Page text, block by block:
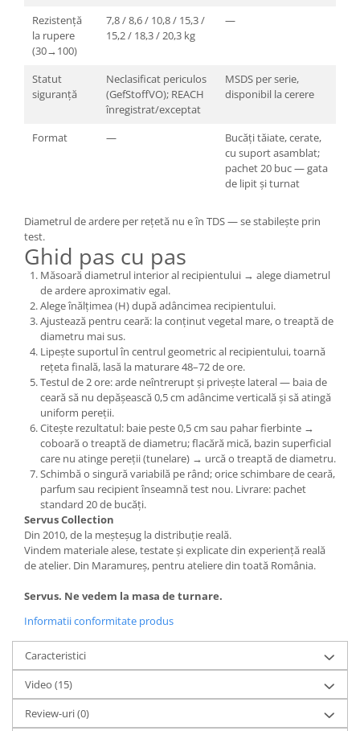
Rezistență
la rupere
(30→100)
7,8 / 8,6 / 10,8 / 15,3 /
15,2 / 18,3 / 20,3 kg
—
Statut
siguranță
Neclasificat periculos
(GefStoffVO); REACH
înregistrat/exceptat
MSDS per serie,
disponibil la cerere
Format —
Bucăți tăiate, cerate,
cu suport asamblat;
pachet 20 buc — gata
de lipit și turnat
Diametrul de ardere per rețetă nu e în TDS — se stabilește prin
test.
Ghid pas cu pas
Măsoară diametrul interior al recipientului → alege diametrul
de ardere aproximativ egal.
Alege înălțimea (H) după adâncimea recipientului.
Ajustează pentru ceară: la conținut vegetal mare, o treaptă de
diametru mai sus.
Lipește suportul în centrul geometric al recipientului, toarnă
rețeta finală, lasă la maturare 48–72 de ore.
Testul de 2 ore: arde neîntrerupt și privește lateral — baia de
ceară să nu depășească 0,5 cm adâncime verticală și să atingă
uniform pereții.
Citește rezultatul: baie peste 0,5 cm sau pahar fierbinte →
coboară o treaptă de diametru; flacără mică, bazin superficial
care nu atinge pereții (tunelare) → urcă o treaptă de diametru.
Schimbă o singură variabilă pe rând; orice schimbare de ceară,
parfum sau recipient înseamnă test nou. Livrare: pachet
standard 20 de bucăți.
Servus Collection
Din 2010, de la meșteșug la distribuție reală.
Vindem materiale alese, testate și explicate din experiență reală
de atelier. Din Maramureș, pentru ateliere din toată România.
Servus. Ne vedem la masa de turnare.
Informatii conformitate produs
Caracteristici
Video (15)
Review-uri(0)